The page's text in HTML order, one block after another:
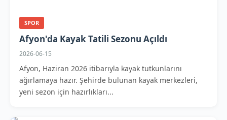
SPOR
Afyon'da Kayak Tatili Sezonu Açıldı
2026-06-15
Afyon, Haziran 2026 itibarıyla kayak tutkunlarını
ağırlamaya hazır. Şehirde bulunan kayak merkezleri,
yeni sezon için hazırlıkları...